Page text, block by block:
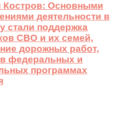
Костров: Основными
деятельности в
стали поддержка
СВО и их семей,
дорожных работ,
в федеральных и
программах